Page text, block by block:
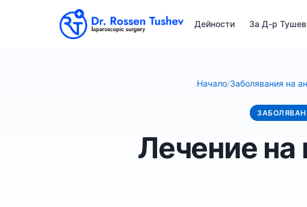
Дейности За Д-р Тушев
Начало/Заболявания на
Лечение на